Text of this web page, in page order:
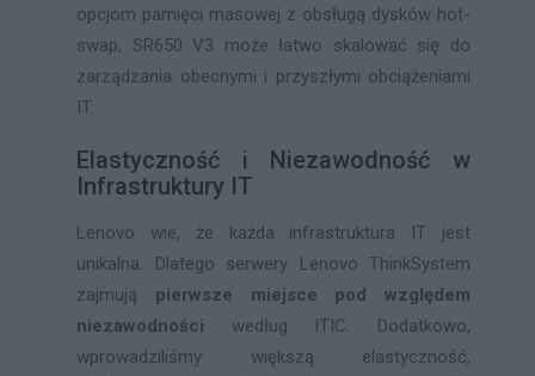
opcjom pamięci masowej z obsługą dysków hot-
swap, SR650 V3 może łatwo skalować się do
zarządzania obecnymi i przyszłymi obciążeniami
IT.
Elastyczność i Niezawodność w
Infrastruktury IT
Lenovo wie, że każda infrastruktura IT jest
unikalna. Dlatego serwery Lenovo ThinkSystem
zajmują pierwsze miejsce pod względem
niezawodności według ITIC. Dodatkowo,
wprowadziliśmy większą elastyczność,